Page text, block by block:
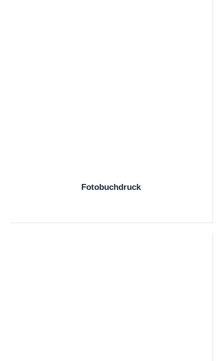
Fotobuchdruck